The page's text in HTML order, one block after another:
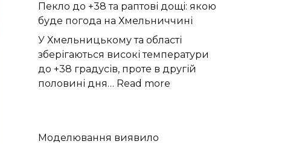
показали
значно
більше
води
на
Марсі
Пекло до +38 та раптові дощі: якою
буде погода на Хмельниччині
У Хмельницькому та області
зберігаються високі температури
до +38 градусів, проте в другій
половині дня… Read more
Моделювання виявило